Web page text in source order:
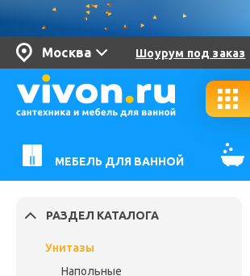
Москва Шоурум под заказ
МЕБЕЛЬ ДЛЯ ВАННОЙ
РАЗДЕЛ КАТАЛОГА
Унитазы
Напольные